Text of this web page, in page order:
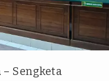
– Sengketa